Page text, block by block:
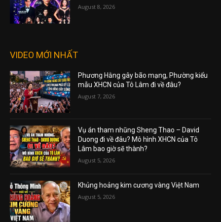
August 8, 2026
VIDEO MỚI NHẤT
Phương Hằng gây bão mạng, Phường kiểu
mẫu XHCN của Tô Lâm đi về đâu?
August 7, 2026
Vụ án tham nhũng Sheng Thao – David
Duong đi về đâu? Mô hình XHCN của Tô
Lâm bao giờ sẽ thành?
August 5, 2026
Khủng hoảng kim cương vàng Việt Nam
August 5, 2026